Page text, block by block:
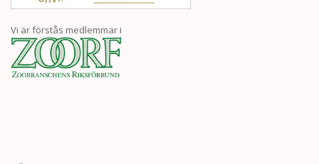
Vi är förstås medlemmar i